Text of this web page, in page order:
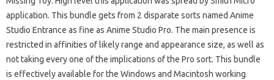
application. This bundle gets from 2 disparate sorts named Anime
Studio Entrance as fine as Anime Studio Pro. The main presence is
restricted in affinities of likely range and appearance size, as well as
not taking every one of the implications of the Pro sort. This bundle
is effectively available for the Windows and Macintosh working